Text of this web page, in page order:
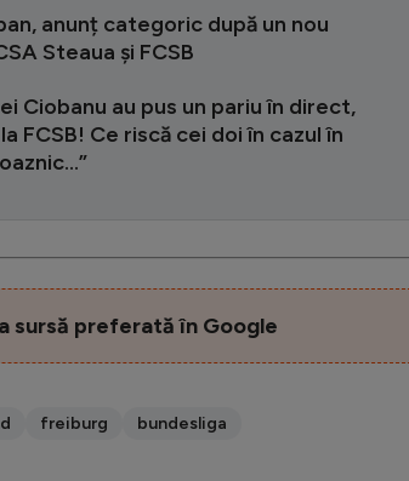
anunț categoric după un nou
Steaua și FCSB
Ciobanu au pus un pariu în direct,
FCSB! Ce riscă cei doi în cazul în
sursă preferată în Google
freiburg bundesliga